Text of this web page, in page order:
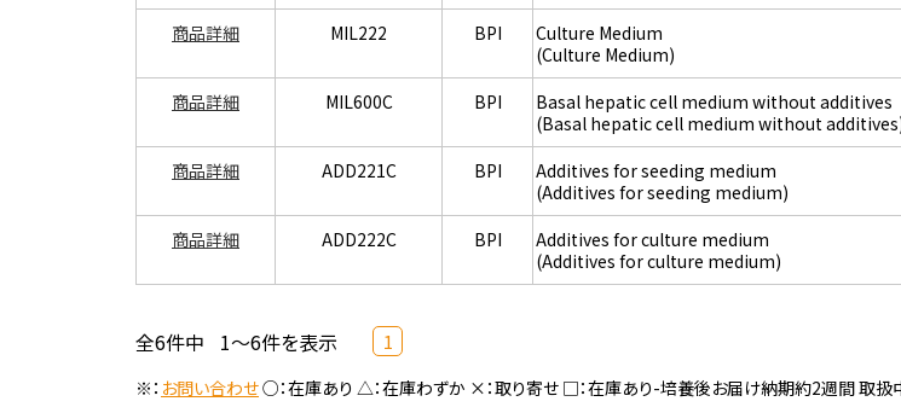
商品詳細 MIL222 BPI
Culture Medium
(Culture Medium)
商品詳細 MIL600C BPI
Basal hepatic cell medium without additives
(Basal hepatic cell medium without
商品詳細 ADD221C BPI
Additives for seeding medium
(Additives for seeding medium)
商品詳細 ADD222C BPI
Additives for culture medium
(Additives for culture medium)
全6件中 1～6件を表示 1
※： お問い合わせ○：在庫あり △：在庫わずか ×：取り寄せ □：在庫あり-培養後お届け納期約2週間 取扱中